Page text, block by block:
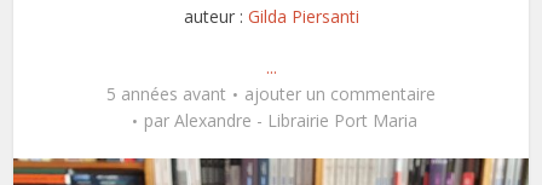
auteur : Gilda Piersanti
...
5 années avant
ajouter un commentaire
par Alexandre - Librairie Port Maria